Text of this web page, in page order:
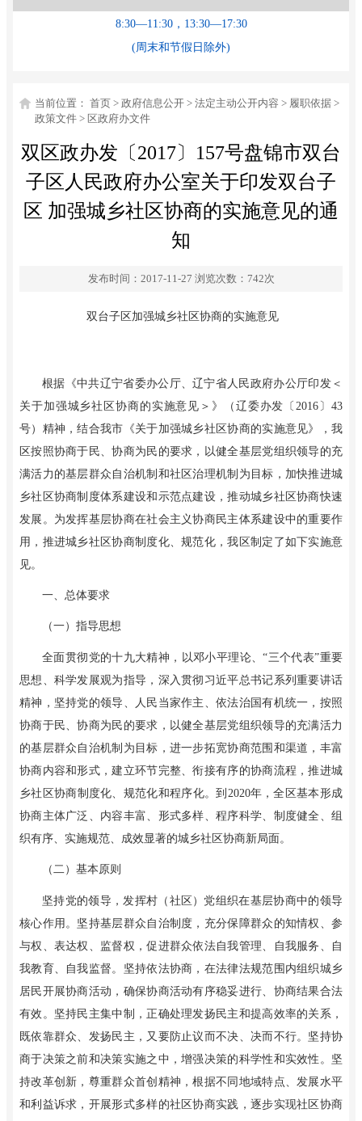
8:30—11:30，13:30—17:30
(周末和节假日除外)
当前位置：首页 > 政府信息公开 > 法定主动公开内容 > 履职依据 >
政策文件 > 区政府办文件
双区政办发〔2017〕157号盘锦市双台
子区人民政府办公室关于印发双台子
区 加强城乡社区协商的实施意见的通
知
发布时间：2017-11-27 浏览次数： 742次
双台子区加强城乡社区协商的实施意见
根据《中共辽宁省委办公厅、辽宁省人民政府办公厅印发＜
关于加强城乡社区协商的实施意见＞》（辽委办发〔2016〕43
号）精神，结合我市《关于加强城乡社区协商的实施意见》，我
区按照协商于民、协商为民的要求，以健全基层党组织领导的充
满活力的基层群众自治机制和社区治理机制为目标，加快推进城
乡社区协商制度体系建设和示范点建设，推动城乡社区协商快速
发展。为发挥基层协商在社会主义协商民主体系建设中的重要作
用，推进城乡社区协商制度化、规范化，我区制定了如下实施意
见。
一、总体要求
（一）指导思想
全面贯彻党的十九大精神，以邓小平理论、“三个代表”重要
思想、科学发展观为指导，深入贯彻习近平总书记系列重要讲话
精神，坚持党的领导、人民当家作主、依法治国有机统一，按照
协商于民、协商为民的要求，以健全基层党组织领导的充满活力
的基层群众自治机制为目标，进一步拓宽协商范围和渠道，丰富
协商内容和形式，建立环节完整、衔接有序的协商流程，推进城
乡社区协商制度化、规范化和程序化。到2020年，全区基本形成
协商主体广泛、内容丰富、形式多样、程序科学、制度健全、组
织有序、实施规范、成效显著的城乡社区协商新局面。
（二）基本原则
坚持党的领导，发挥村（社区）党组织在基层协商中的领导
核心作用。坚持基层群众自治制度，充分保障群众的知情权、参
与权、表达权、监督权，促进群众依法自我管理、自我服务、自
我教育、自我监督。坚持依法协商，在法律法规范围内组织城乡
居民开展协商活动，确保协商活动有序稳妥进行、协商结果合法
有效。坚持民主集中制，正确处理发扬民主和提高效率的关系，
既依靠群众、发扬民主，又要防止议而不决、决而不行。坚持协
商于决策之前和决策实施之中，增强决策的科学性和实效性。坚
持改革创新，尊重群众首创精神，根据不同地域特点、发展水平
和利益诉求，开展形式多样的社区协商实践，逐步实现社区协商